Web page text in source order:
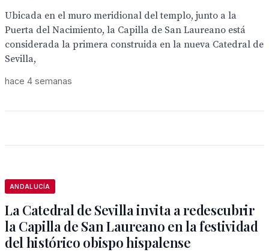
Ubicada en el muro meridional del templo, junto a la
Puerta del Nacimiento, la Capilla de San Laureano está
considerada la primera construida en la nueva Catedral de
Sevilla,
hace 4 semanas
ANDALUCÍA
La Catedral de Sevilla invita a redescubrir
la Capilla de San Laureano en la festividad
del histórico obispo hispalense